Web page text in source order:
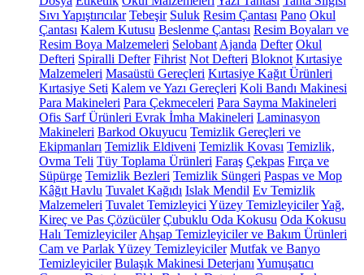
Sıvı Yapıştırıcılar Tebeşir Suluk Resim Çantası Pano Okul
Çantası Kalem Kutusu Beslenme Çantası Resim Boyaları ve
Resim Boya Malzemeleri Selobant Ajanda Defter Okul
Defteri Spiralli Defter Fihrist Not Defteri Bloknot Kırtasiye
Malzemeleri Masaüstü Gereçleri Kırtasiye Kağıt Ürünleri
Kırtasiye Seti Kalem ve Yazı Gereçleri Koli Bandı Makinesi
Para Makineleri Para Çekmeceleri Para Sayma Makineleri
Ofis Sarf Ürünleri Evrak İmha Makineleri Laminasyon
Makineleri Barkod Okuyucu Temizlik Gereçleri ve
Ekipmanları Temizlik Eldiveni Temizlik Kovası Temizlik,
Ovma Teli Tüy Toplama Ürünleri Faraş Çekpas Fırça ve
Süpürge Temizlik Bezleri Temizlik Süngeri Paspas ve Mop
Kâğıt Havlu Tuvalet Kağıdı Islak Mendil Ev Temizlik
Malzemeleri Tuvalet Temizleyici Yüzey TemizleyicilerYağ,
Kireç ve Pas Çözücüler Çubuklu Oda Kokusu Oda Kokusu
Halı Temizleyiciler Ahşap Temizleyiciler ve Bakım Ürünleri
Cam ve Parlak Yüzey Temizleyiciler Mutfak ve Banyo
Temizleyiciler Bulaşık Makinesi Deterjanı Yumuşatıcı